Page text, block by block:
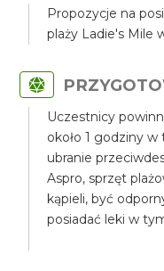
Propozycje na
plaży Ladie's Mile
Uczestnicy
około 1 godziny
ubranie
Aspro, sprzęt
kąpieli, być
posiadać leki w